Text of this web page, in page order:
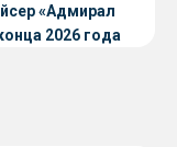
«Адмирал
2026 года